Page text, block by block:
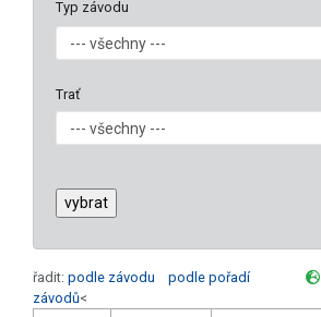
Typ závodu
Trať
řadit: podle závodu podle pořadí
závodů<